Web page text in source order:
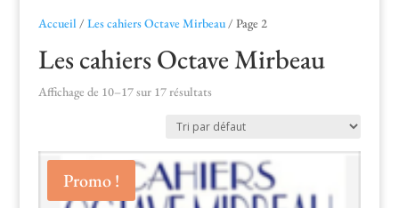
Accueil / Les cahiers Octave Mirbeau/ Page 2
Les cahiers Octave Mirbeau
Affichage de 10–17 sur 17 résultats
Promo !